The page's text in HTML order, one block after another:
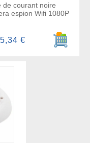
de courant noire
espion Wifi 1080P
Ajouter
€